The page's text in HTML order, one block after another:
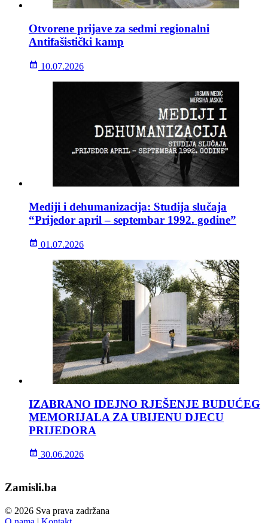
Otvorene prijave za sedmi regionalni
Antifašistički kamp
10.07.2026
Mediji i dehumanizacija: Studija slučaja
“Prijedor april – septembar 1992. godine”
01.07.2026
IZABRANO IDEJNO RJEŠENJE BUDUĆEG
MEMORIJALA ZA UBIJENU DJECU
PRIJEDORA
30.06.2026
Zamisli.ba
© 2026 Sva prava zadržana